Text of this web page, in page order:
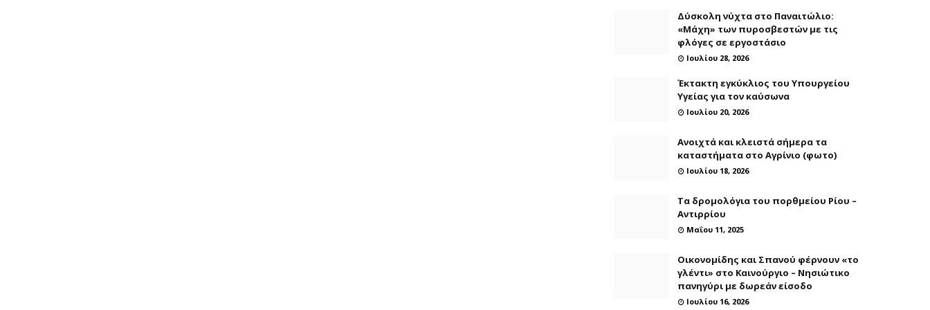
Δύσκολη νύχτα στο Παναιτώλιο:
«Μάχη» των πυροσβεστών με τις
φλόγες σε εργοστάσιο
Ιουλίου 28, 2026
Έκτακτη εγκύκλιος του Υπουργείου
Υγείας για τον καύσωνα
Ιουλίου 20, 2026
Ανοιχτά και κλειστά σήμερα τα
καταστήματα στο Αγρίνιο (φωτο)
Ιουλίου 18, 2026
Τα δρομολόγια του πορθμείου Ρίου –
Αντιρρίου
Μαΐου 11, 2025
Οικονομίδης και Σπανού φέρνουν «το
γλέντι» στο Καινούργιο – Νησιώτικο
πανηγύρι με δωρεάν είσοδο
Ιουλίου 16, 2026